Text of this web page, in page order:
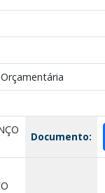
Documento: